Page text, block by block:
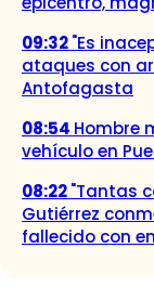
09:32"Es
ataques con
Antofagasta
08:54 Hombre
vehículo en
08:22"Tantas
Gutiérrez
fallecido con